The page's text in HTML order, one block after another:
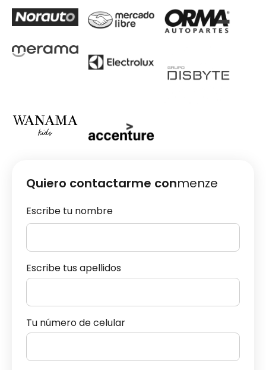
Quiero contactarme conmenze
Escribe tu nombre
Escribe tus apellidos
Tu número de celular